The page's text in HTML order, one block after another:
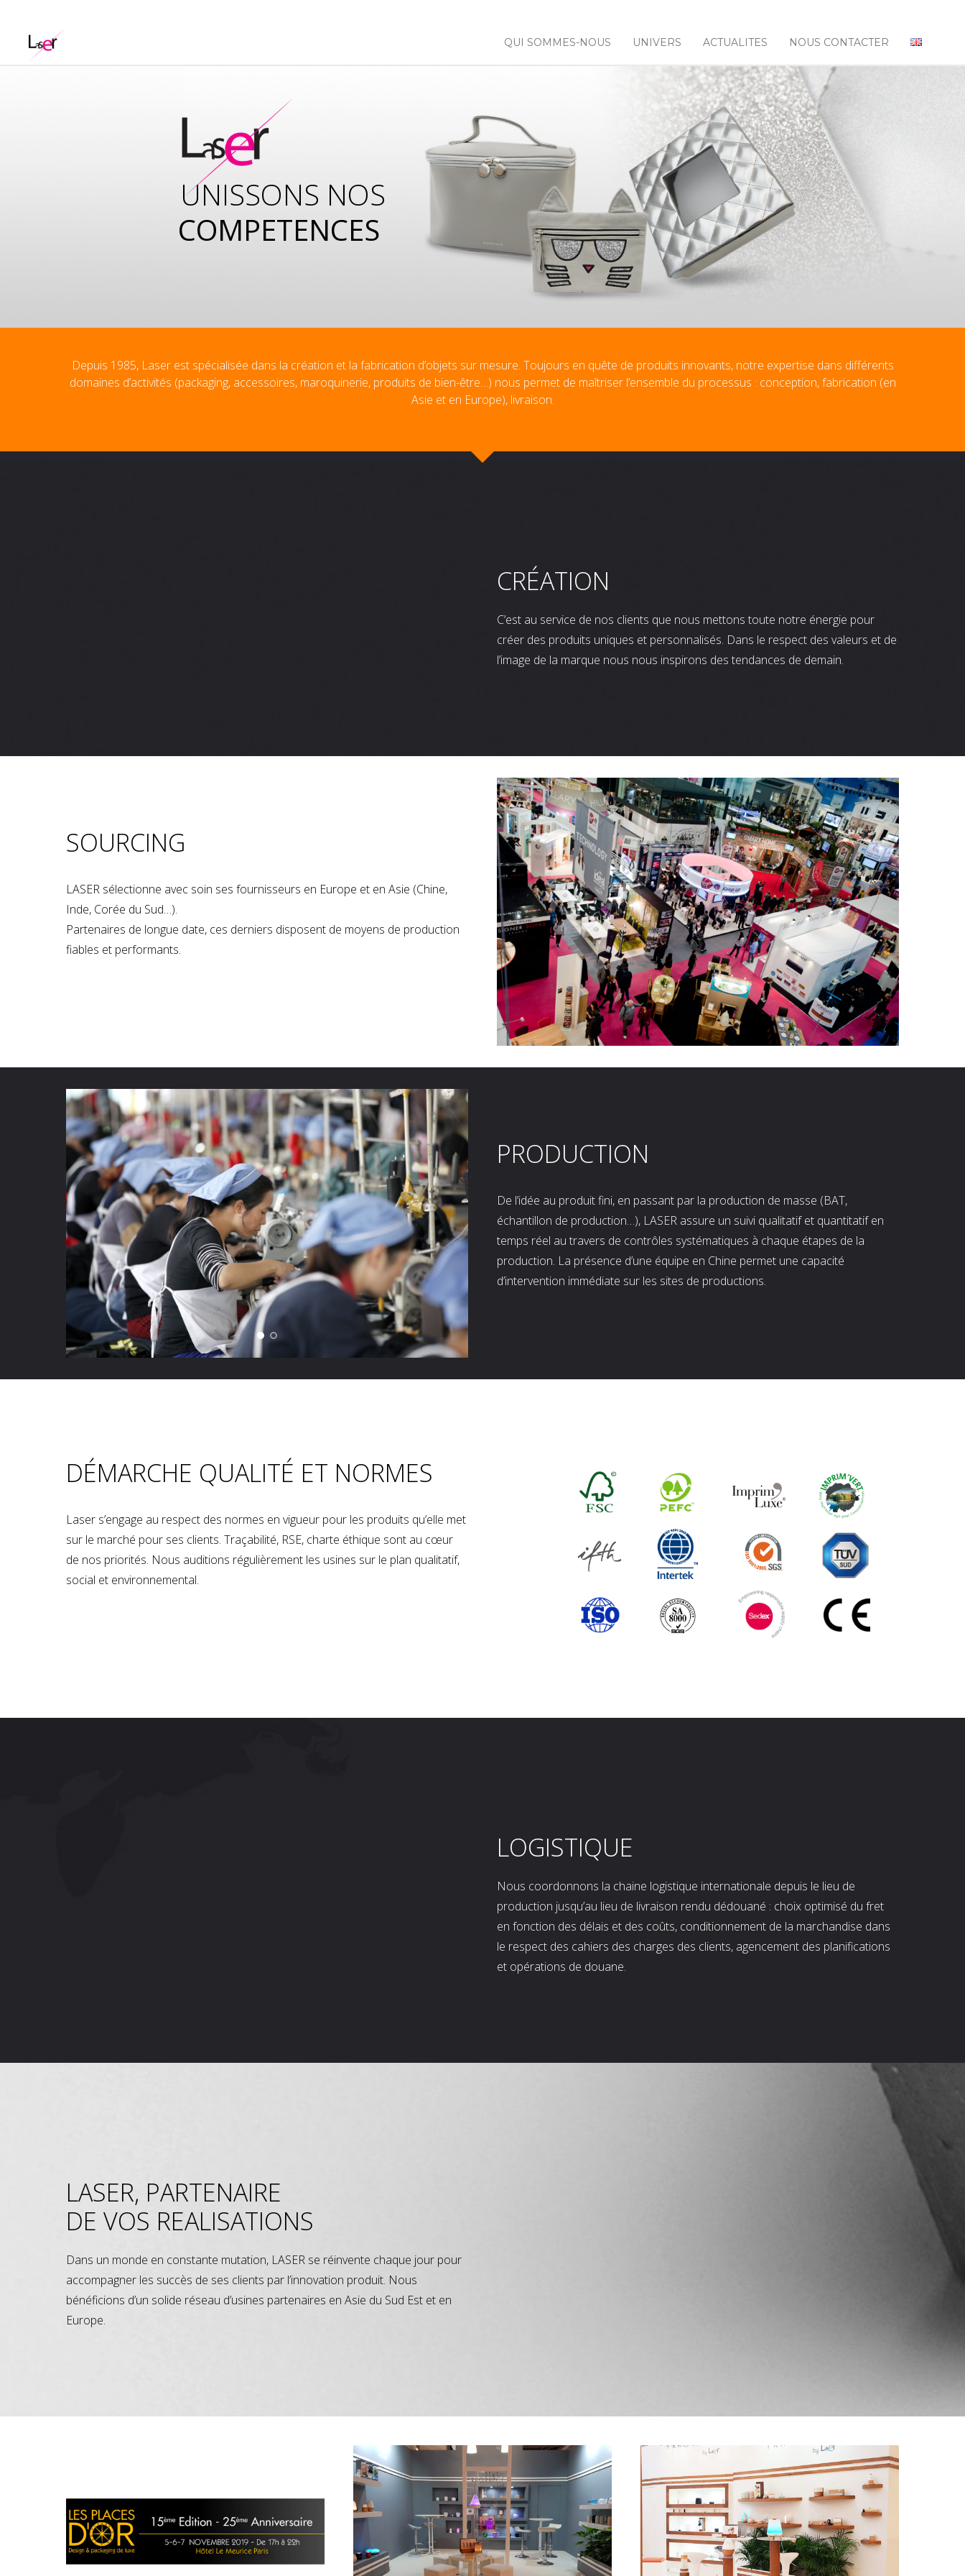
QUI SOMMES-NOUS UNIVERS ACTUALITES NOUS CONTACTER
COMPETENCES
UNISSONS NOS
Depuis 1985, Laser est spécialisée dans la création et la fabrication d’objets sur mesure. Toujours en quête de produits innovants, notre expertise dans différents
domaines d’activités (packaging, accessoires, maroquinerie, produits de bien-être…) nous permet de maîtriser l’ensemble du processus : conception, fabrication (en
Asie et en Europe), livraison.
CRÉATION
C’est au service de nos clients que nous mettons toute notre énergie pour
créer des produits uniques et personnalisés. Dans le respect des valeurs et de
l’image de la marque nous nous inspirons des tendances de demain.
SOURCING
LASER sélectionne avec soin ses fournisseurs en Europe et en Asie (Chine,
Inde, Corée du Sud…).
Partenaires de longue date, ces derniers disposent de moyens de production
fiables et performants.
PRODUCTION
De l’idée au produit fini, en passant par la production de masse (BAT,
échantillon de production…), LASER assure un suivi qualitatif et quantitatif en
temps réel au travers de contrôles systématiques à chaque étapes de la
production. La présence d’une équipe en Chine permet une capacité
d’intervention immédiate sur les sites de productions.
DÉMARCHE QUALITÉ ET NORMES
Laser s’engage au respect des normes en vigueur pour les produits qu’elle met
sur le marché pour ses clients. Traçabilité, RSE, charte éthique sont au cœur
de nos priorités. Nous auditions régulièrement les usines sur le plan qualitatif,
social et environnemental.
LOGISTIQUE
Nous coordonnons la chaine logistique internationale depuis le lieu de
production jusqu’au lieu de livraison rendu dédouané : choix optimisé du fret
en fonction des délais et des coûts, conditionnement de la marchandise dans
le respect des cahiers des charges des clients, agencement des planifications
et opérations de douane.
LASER, PARTENAIRE
DE VOS REALISATIONS
Dans un monde en constante mutation, LASER se réinvente chaque jour pour
accompagner les succès de ses clients par l’innovation produit. Nous
bénéficions d’un solide réseau d’usines partenaires en Asie du Sud Est et en
Europe.